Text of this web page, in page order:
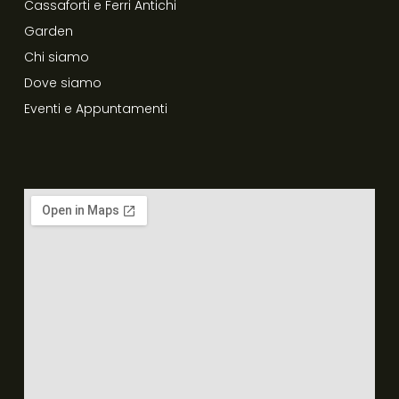
Cassaforti e Ferri Antichi
Garden
Chi siamo
Dove siamo
Eventi e Appuntamenti